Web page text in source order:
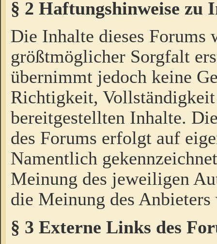
§ 2 Haftungshinweise zu
Die Inhalte dieses Forums
größtmöglicher Sorgfalt
übernimmt jedoch keine
Richtigkeit,
bereitgestellten Inhalte.
des Forums erfolgt auf
Namentlich
Meinung des jeweiligen
die Meinung des Anbieters
§ 3 Externe Links des